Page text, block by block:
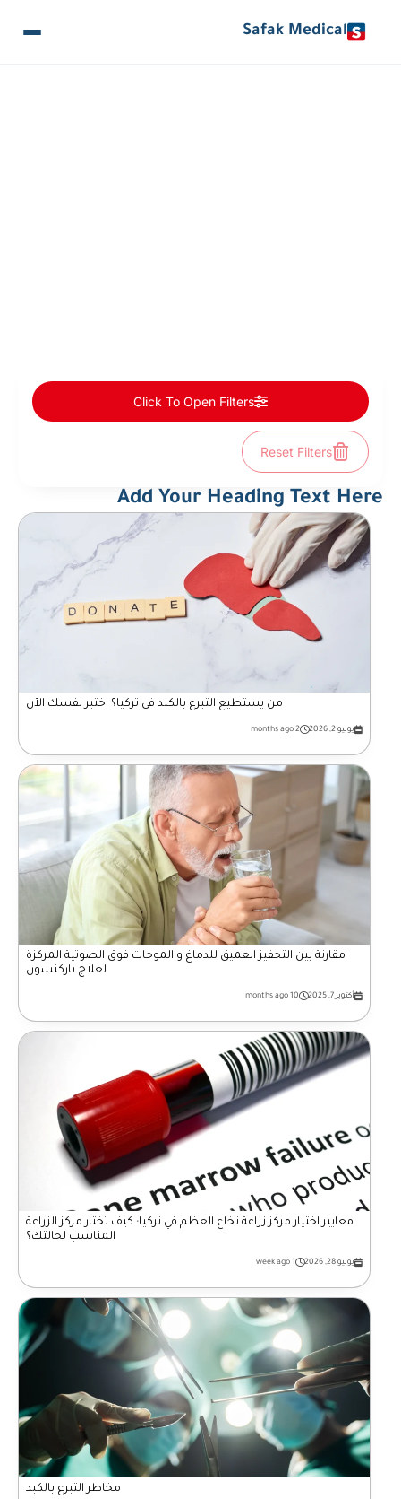
Safak Medical
Click To Open Filters
Reset Filters
Add Your Heading Text Here
من يستطيع التبرع بالكبد في تركيا؟ اختبر نفسك الآن
يونيو 2, 2026 2 months ago
مقارنة بين التحفيز العميق للدماغ و الموجات فوق الصوتية المركزة
لعلاج باركنسون
أكتوبر 7, 2025 10 months ago
معايير اختيار مركز زراعة نخاع العظم في تركيا: كيف تختار مركز الزراعة
المناسب لحالتك؟
يوليو 28, 2026 1 week ago
مخاطر التبرع بالكبد